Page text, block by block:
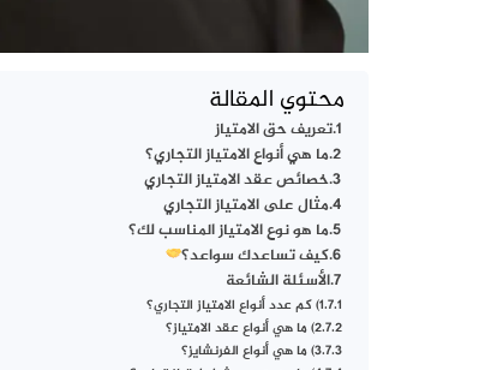
محتوي المقالة
تعريف حق الامتياز
ما هي أنواع الامتياز التجاري؟
خصائص عقد الامتياز التجاري
مثال على الامتياز التجاري
ما هو نوع الامتياز المناسب لك؟
كيف تساعدك سواعد؟
الأسئلة الشائعة
1) كم عدد أنواع الامتياز التجاري؟
2) ما هي أنواع عقد الامتياز؟
3) ما هي أنواع الفرنشايز؟